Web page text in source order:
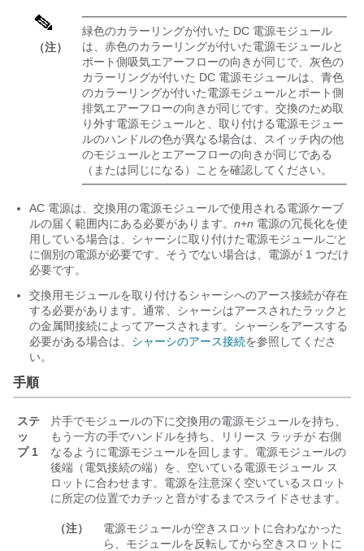
（注）
緑色のカラーリングが付いた DC 電源モジュール
は、赤色のカラーリングが付いた電源モジュールと
ポート側吸気エアーフローの向きが同じで、灰色の
カラーリングが付いた DC 電源モジュールは、青色
のカラーリングが付いた電源モジュールとポート側
排気エアーフローの向きが同じです。 交換のため取
り外す電源モジュールと、取り付ける電源モジュー
ルのハンドルの色が異なる場合は、スイッチ内の他
のモジュールとエアーフローの向きが同じである
（または同じになる）ことを確認してください。
AC 電源は、交換用の電源モジュールで使用される電源ケーブ
ルの届く範囲内にある必要があります。 n+n 電源の冗長化を使
用している場合は、シャーシに取り付けた電源モジュールごと
に個別の電源が必要です。そうでない場合は、電源が 1 つだけ
必要です。
交換用モジュールを取り付けるシャーシへのアース接続が存在
する必要があります。通常、シャーシはアースされたラックと
の金属間接続によってアースされます。シャーシをアースする
必要がある場合は、 シャーシのアース接続を参照してくださ
い。
手順
ステ
ッ
プ 1
片手でモジュールの下に交換用の電源モジュールを持ち、
もう一方の手でハンドルを持ち、リリース ラッチが 右側
なるように電源モジュールを回します。電源モジュールの
後端（電気接続の端）を、空いている電源モジュール ス
ロットに合わせます。電源を注意深く空いているスロット
に所定の位置でカチッと音がするまでスライドさせます。
（注）
電源モジュールが空きスロットに合わなかった
ら、モジュールを反転してから空きスロットに